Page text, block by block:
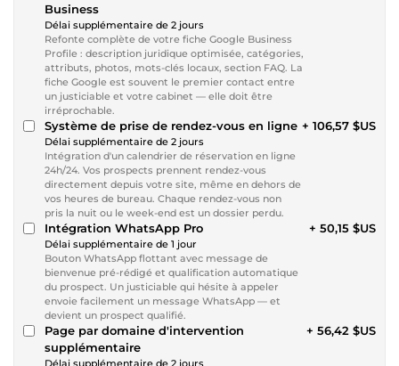
Business
Délai supplémentaire de 2 jours
Refonte complète de votre fiche Google Business
Profile : description juridique optimisée, catégories,
attributs, photos, mots-clés locaux, section FAQ. La
fiche Google est souvent le premier contact entre
un justiciable et votre cabinet — elle doit être
irréprochable.
Système de prise de rendez-vous en ligne
Délai supplémentaire de 2 jours
Intégration d'un calendrier de réservation en ligne
24h/24. Vos prospects prennent rendez-vous
directement depuis votre site, même en dehors de
vos heures de bureau. Chaque rendez-vous non
pris la nuit ou le week-end est un dossier perdu.
+ 106,57 $US
Intégration WhatsApp Pro
Délai supplémentaire de 1 jour
Bouton WhatsApp flottant avec message de
bienvenue pré-rédigé et qualification automatique
du prospect. Un justiciable qui hésite à appeler
envoie facilement un message WhatsApp — et
devient un prospect qualifié.
+ 50,15 $US
Page par domaine d'intervention
supplémentaire
Délai supplémentaire de 2 jours
+ 56,42 $US